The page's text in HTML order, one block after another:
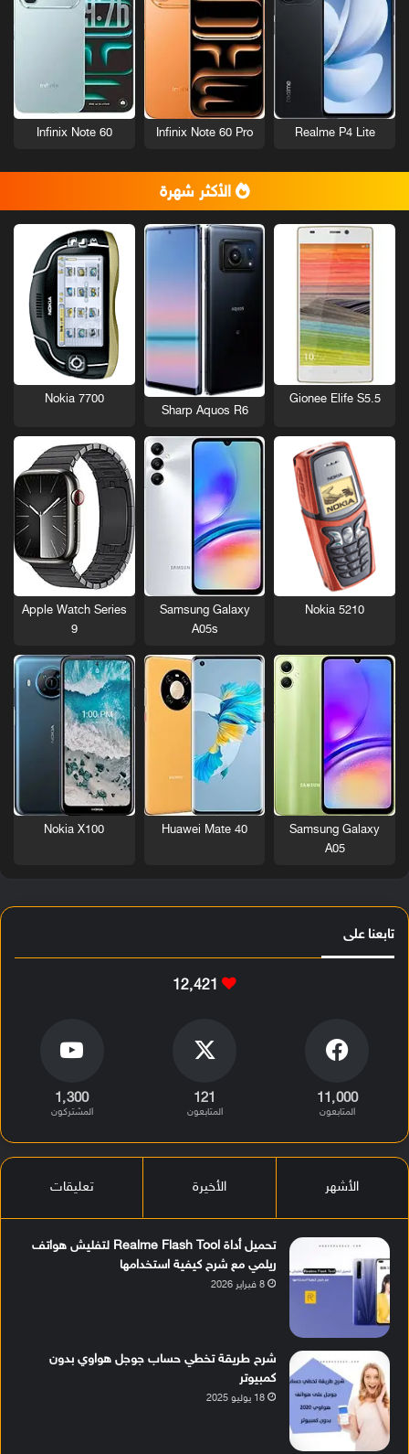
Realme P4 Lite
Infinix Note 60 Pro
Infinix Note 60
الأكثر شهرة
Gionee Elife S5.5
Sharp Aquos R6
Nokia 7700
Nokia 5210
Samsung Galaxy
A05s
Apple Watch Series
9
Samsung Galaxy
A05
Huawei Mate 40
Nokia X100
تابعنا على
12٬421
11٬000
المتابعون
121
المتابعون
1٬300
المشتركون
الأشهر الأخيرة تعليقات
تحميل أداة Realme Flash Tool لتفليش هواتف
ريلمي مع شرح كيفية استخدامها
8 فبراير 2026
شرح طريقة تخطي حساب جوجل هواوي بدون
كمبيوتر
18 يوليو 2025